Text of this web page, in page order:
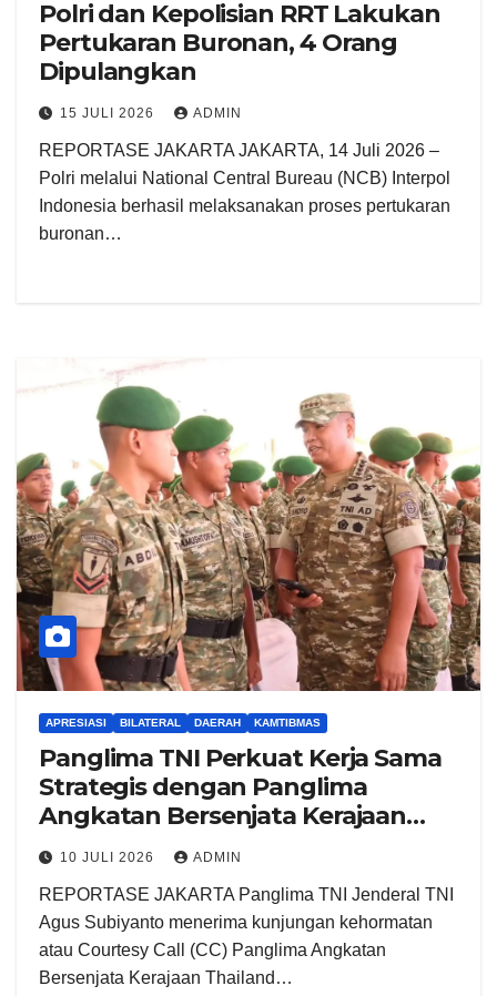
Polri dan Kepolisian RRT Lakukan
Pertukaran Buronan, 4 Orang
Dipulangkan
15 JULI 2026 ADMIN
REPORTASE JAKARTA JAKARTA, 14 Juli 2026 –
Polri melalui National Central Bureau (NCB) Interpol
Indonesia berhasil melaksanakan proses pertukaran
buronan…
APRESIASI BILATERAL DAERAH KAMTIBMAS
Panglima TNI Perkuat Kerja Sama
Strategis dengan Panglima
Angkatan Bersenjata Kerajaan
Thailand
10 JULI 2026 ADMIN
REPORTASE JAKARTA Panglima TNI Jenderal TNI
Agus Subiyanto menerima kunjungan kehormatan
atau Courtesy Call (CC) Panglima Angkatan
Bersenjata Kerajaan Thailand…